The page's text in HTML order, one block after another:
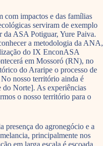
com impactos e das famílias
serviram de exemplo
da ASA Potiguar, Yure Paiva.
a metodologia da ANA,
do IX EnconASA
em Mossoró (RN), no
do Araripe o processo de
nosso território ainda é
do Norte]. As experiências
o nosso território para o
presença do agronegócio e a
principalmente nos
em larga escala é escoada